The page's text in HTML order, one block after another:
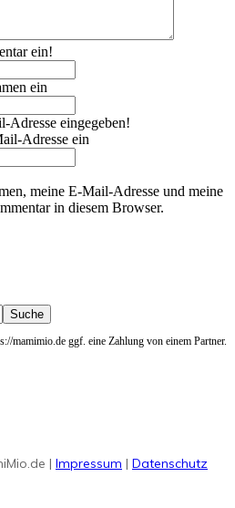
ein!
ein
Adresse eingegeben!
Adresse ein
meine E-Mail-Adresse und meine
in diesem Browser.
mamimio.de ggf. eine Zahlung von einem Partner.
| Impressum | Datenschutz